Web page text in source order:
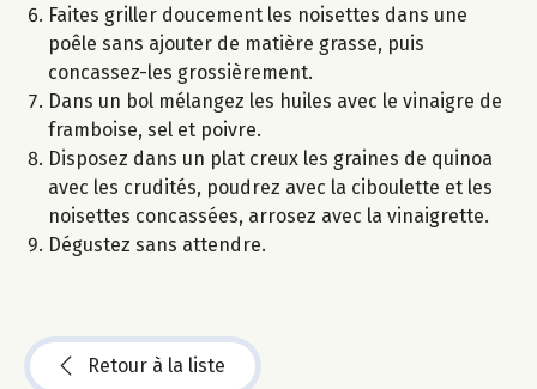
Faites griller doucement les noisettes dans une
poêle sans ajouter de matière grasse, puis
concassez-les grossièrement.
Dans un bol mélangez les huiles avec le vinaigre de
framboise, sel et poivre.
Disposez dans un plat creux les graines de quinoa
avec les crudités, poudrez avec la ciboulette et les
noisettes concassées, arrosez avec la vinaigrette.
Dégustez sans attendre.
Retour à la liste